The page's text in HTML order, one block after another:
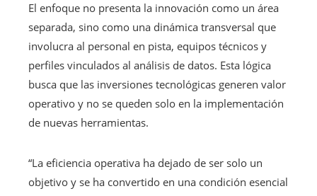
El enfoque no presenta la innovación como un área
separada, sino como una dinámica transversal que
involucra al personal en pista, equipos técnicos y
perfiles vinculados al análisis de datos. Esta lógica
busca que las inversiones tecnológicas generen valor
operativo y no se queden solo en la implementación
de nuevas herramientas.
“La eficiencia operativa ha dejado de ser solo un
objetivo y se ha convertido en una condición esencial